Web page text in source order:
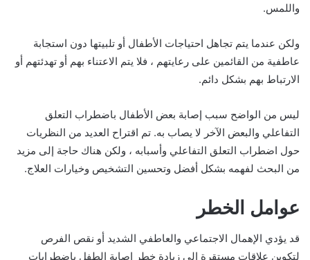
واللمس.
ولكن عندما يتم تجاهل احتياجات الأطفال أو تلبيتها دون استجابة
عاطفية من القائمين على رعايتهم ، فلا يتم الاعتناء بهم أو تهدئتهم أو
الارتباط بهم بشكل دائم.
ليس من الواضح سبب إصابة بعض الأطفال باضطراب التعلق
التفاعلي والبعض الآخر لا يصاب به. تم اقتراح العديد من النظريات
حول اضطراب التعلق التفاعلي وأسبابه ، ولكن هناك حاجة إلى مزيد
من البحث لفهمه بشكل أفضل وتحسين التشخيص وخيارات العلاج.
عوامل الخطر
قد يؤدي الإهمال الاجتماعي والعاطفي الشديد أو نقص الفرص
لتكوين علاقات مستقرة إلى زيادة خطر إصابة الطفل باضطرابات